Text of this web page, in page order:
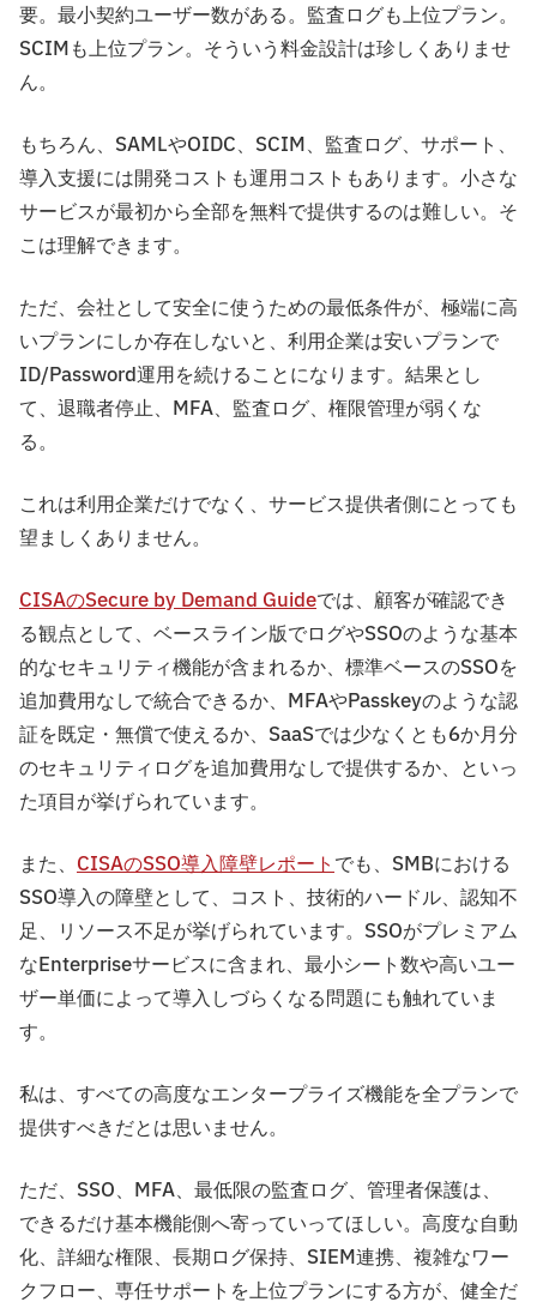
要。最小契約ユーザー数がある。監査ログも上位プラン。
SCIMも上位プラン。そういう料金設計は珍しくありませ
ん。
もちろん、SAMLやOIDC、SCIM、監査ログ、サポート、
導入支援には開発コストも運用コストもあります。小さな
サービスが最初から全部を無料で提供するのは難しい。そ
こは理解できます。
ただ、会社として安全に使うための最低条件が、極端に高
いプランにしか存在しないと、利用企業は安いプランで
ID/Password運用を続けることになります。結果とし
て、退職者停止、MFA、監査ログ、権限管理が弱くな
る。
これは利用企業だけでなく、サービス提供者側にとっても
望ましくありません。
CISAのSecure by Demand Guideでは、顧客が確認でき
る観点として、ベースライン版でログやSSOのような基本
的なセキュリティ機能が含まれるか、標準ベースのSSOを
追加費用なしで統合できるか、MFAやPasskeyのような認
証を既定・無償で使えるか、SaaSでは少なくとも6か月分
のセキュリティログを追加費用なしで提供するか、といっ
た項目が挙げられています。
また、 CISAのSSO導入障壁レポートでも、SMBにおける
SSO導入の障壁として、コスト、技術的ハードル、認知不
足、リソース不足が挙げられています。SSOがプレミアム
なEnterpriseサービスに含まれ、最小シート数や高いユー
ザー単価によって導入しづらくなる問題にも触れていま
す。
私は、すべての高度なエンタープライズ機能を全プランで
提供すべきだとは思いません。
ただ、SSO、MFA、最低限の監査ログ、管理者保護は、
できるだけ基本機能側へ寄っていってほしい。高度な自動
化、詳細な権限、長期ログ保持、SIEM連携、複雑なワー
クフロー、専任サポートを上位プランにする方が、健全だ